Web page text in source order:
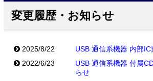
変更履歴・お知らせ
2025/8/22
USB 通信系機器 内部
2022/6/23
USB 通信系機器 付属
らせ